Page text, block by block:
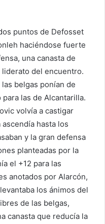
puntos de Defosset
haciéndose fuerte
una canasta de
liderato del encuentro.
belgas ponían de
las de Alcantarilla.
volvía a castigar
hasta los
y la gran defensa
planteadas por la
el +12 para las
anotados por Alarcón,
los ánimos del
de las belgas,
canasta que reducía la